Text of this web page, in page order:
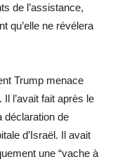
de l’assistance,
qu’elle ne révélera
Trump menace
l’avait fait après le
déclaration de
d’Israël. Il avait
une “vache à